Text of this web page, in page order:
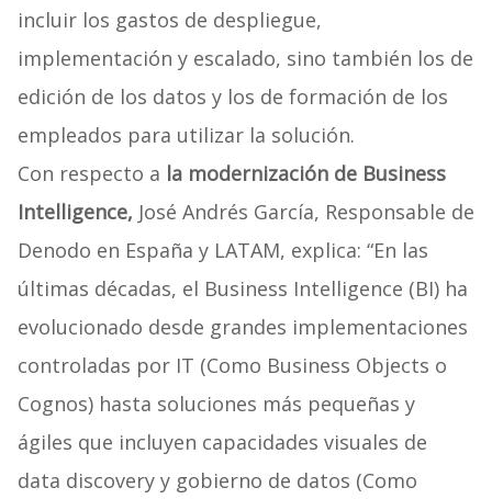
incluir los gastos de despliegue,
implementación y escalado, sino también los de
edición de los datos y los de formación de los
empleados para utilizar la solución.
Con respecto a la modernización de Business
Intelligence, José Andrés García, Responsable de
Denodo en España y LATAM, explica: “En las
últimas décadas, el Business Intelligence (BI) ha
evolucionado desde grandes implementaciones
controladas por IT (Como Business Objects o
Cognos) hasta soluciones más pequeñas y
ágiles que incluyen capacidades visuales de
data discovery y gobierno de datos (Como